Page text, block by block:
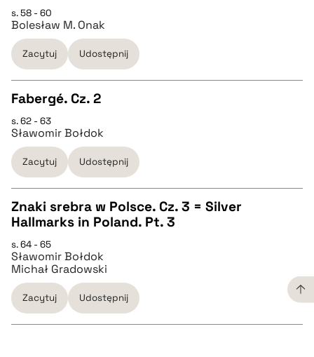
pobierz cytat
BIBTEX
pobierz cytat
s. 58 - 60
Bolesław M. Onak
Zacytuj Udostępnij
CZYSTY TEKST
pobierz cytat
BIBTEX
pobierz cytat
Fabergé. Cz. 2
s. 62 - 63
Sławomir Bołdok
Zacytuj Udostępnij
pobierz cytat
BIBTEX
Znaki srebra w Polsce. Cz. 3 = Silver
Hallmarks in Poland. Pt. 3
s. 64 - 65
Sławomir Bołdok
Michał Gradowski
Zacytuj Udostępnij